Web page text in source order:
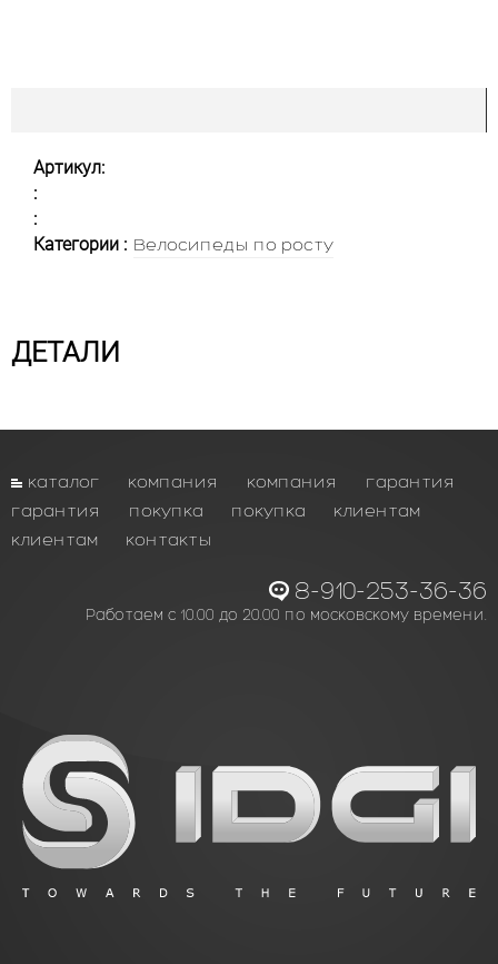
Артикул:
:
:
Категории : Велосипеды по росту
ДЕТАЛИ
каталог компания компания
гарантия
гарантия
покупка покупка
клиентам
клиентам
контакты
8-910-253-36-36
Работаем с 10.00 до 20.00 по московскому времени.